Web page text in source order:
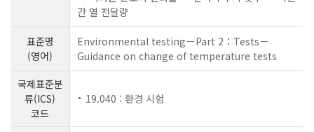
간 열 전달량
표준명
(영어)
Environmental testing－Part 2：Tests－
Guidance on change of temperature tests
국제표준분
류(ICS)
코드
19.040 : 환경 시험